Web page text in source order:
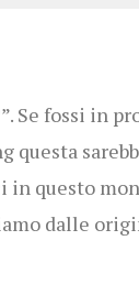
Se fossi in
questa
in questo
dalle